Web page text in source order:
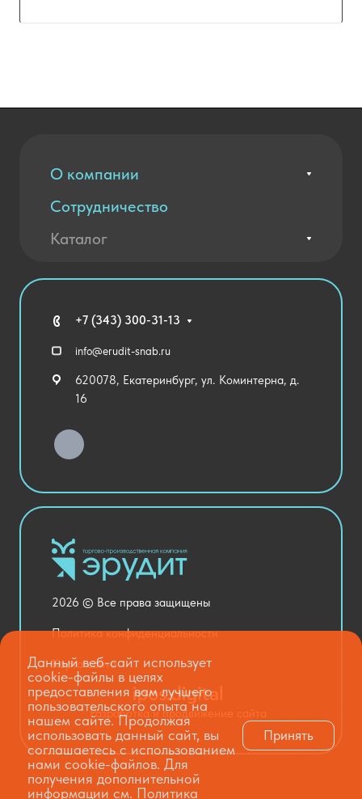
О компании
Вакансии
Контакты
Благодарственные письма
Сотрудничество
Оплата и доставка
Каталог
Технические средства обучения
Спортивный зал
Уличное оборудование
Хозяйственные Товары
Столовая и пищеблок
Оснащение кабинетов
Медицинский кабинет
Национальные проекты
+7 (343) 300-31-13
info@erudit-snab.ru
620078, Екатеринбург, ул. Коминтерна, д.
16
2026 © Все права защищены
Политика конфиденциальности
Карта сайта
Разработка и продвижение сайта
Данный веб-сайт использует
cookie-файлы в целях
предоставления вам лучшего
пользовательского опыта на
нашем сайте. Продолжая
использовать данный сайт, вы
соглашаетесь с использованием
нами cookie-файлов. Для
получения дополнительной
информации см. Политика
Принять